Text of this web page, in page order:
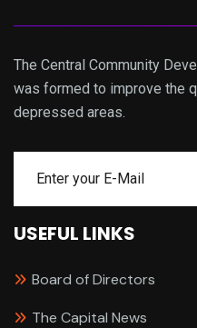
The Central Community
was formed to improve the
depressed areas.
USEFUL LINKS
Board of Directors
The Capital News